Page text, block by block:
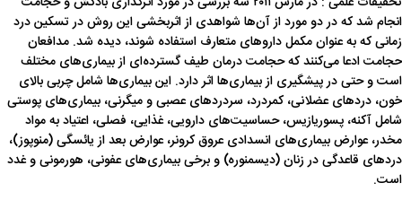
انجام شد که در دو مورد از آن‌ها شواهدی از اثربخشی این روش در تسکین درد
زمانی که به عنوان مکمل داروهای متعارف استفاده شوند، دیده شد. مدافعان
حجامت ادعا می‌کنند که حجامت درمان طیف گسترده‌ای از بیماری‌های مختلف
است و حتی در پیشگیری از بیماری‌ها اثر دارد. این بیماری‌ها شامل چربی بالای
خون، دردهای عضلانی، کمردرد، سردردهای عصبی و میگرنی، بیماری‌های پوستی
شامل آکنه، پسوریازیس، حساسیت‌های دارویی، غذایی، فصلی، اعتیاد به مواد
مخدر، عوارض بیماری‌های انسدادی عروق کرونر، عوارض بعد از یائسگی (منوپوز)،
دردهای قاعدگی در زنان (دیسمنوره) و برخی بیماری‌های عفونی، هورمونی و غدد
است.